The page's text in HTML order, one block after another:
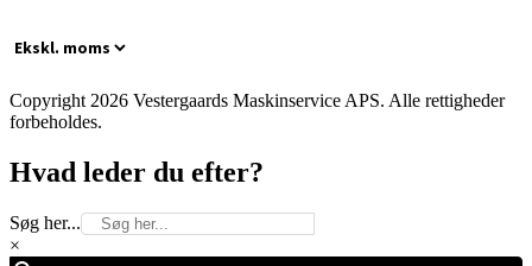
Copyright 2026 Vestergaards Maskinservice APS. Alle rettigheder
forbeholdes.
Hvad leder du efter?
Søg her...
×